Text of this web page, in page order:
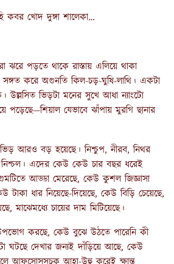
কবর খোদ দুঙ্গা শালেকা…
পড়তে থাকে রাস্তায় এলিয়ে থাকা
সঙ্গত করে অগুনতি কিল-চড়-ঘুষি-লাথি। একটা
উল্লসিত ভিড়টা মনের সুখে আধা ন্যাংটো
পড়েছে—শিয়াল যেভাবে ঝাঁপায় মুরগি ছানার
ভিড় আরও বড় হয়েছে। নিশ্চুপ, নীরব, নিথর
এদের কেউ কেউ চার বছর ধরেই
আড্ডা মেরেছে, কেউ কুশল জিজ্ঞাসা
টাকা ধার নিয়েছে-দিয়েছে, কেউ বিড়ি চেয়েছে,
মাঝেমধ্যে চায়ের দাম মিটিয়েছে।
করছে, কেউ বুঝে উঠতে পারেনি কী
দেখার জন্যই দাঁড়িয়ে আছে, কেউ